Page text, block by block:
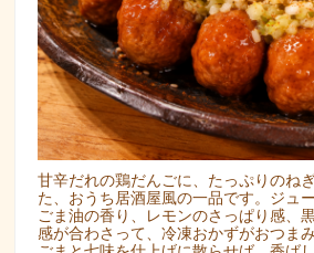
甘辛だれの鶏だんごに、たっぷりのね
た、おうち居酒屋風の一品です。ジュ
ごま油の香り、レモンのさっぱり感、
感が合わさって、冷凍おかずがおつま